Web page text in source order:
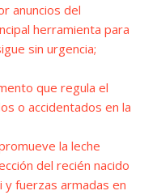
anuncios del
herramienta para
sin urgencia;
que regula el
o accidentados en la
la leche
del recién nacido
y fuerzas armadas en